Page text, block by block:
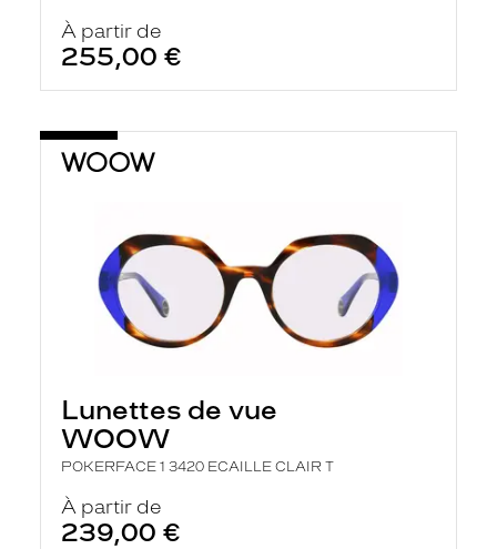
À partir de
255,00 €
Lunettes de vue
WOOW
POKERFACE 1 3420 ECAILLE CLAIR T
À partir de
239,00 €